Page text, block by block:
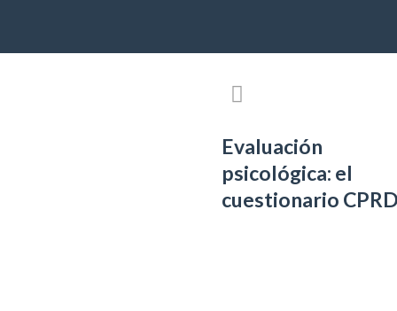
Evaluación
psicológica: el
cuestionario